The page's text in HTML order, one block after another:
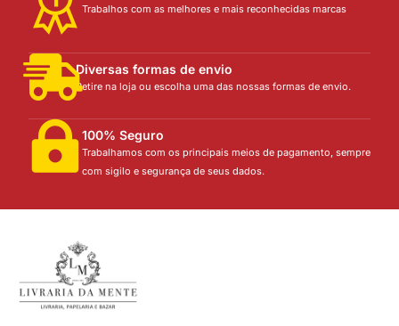
Trabalhos com as melhores e mais reconhecidas marcas
Diversas formas de envio
Retire na loja ou escolha uma das nossas formas de envio.
100% Seguro
Trabalhamos com os principais meios de pagamento, sempre
com sigilo e segurança de seus dados.